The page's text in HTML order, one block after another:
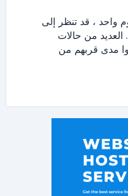
واحد ، قد تنظر إلى
العديد من حالات
مدى قربهم من